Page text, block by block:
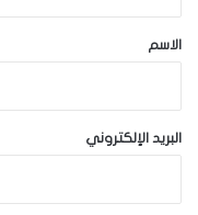
*الاسم
البريد الإلكتروني